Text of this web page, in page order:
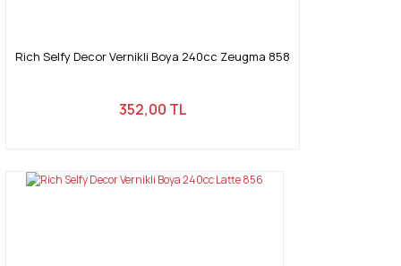
Rich Selfy Decor Vernikli Boya 240cc Zeugma 858
352,00 TL